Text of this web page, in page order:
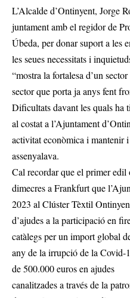
L’Alcalde d’Ontinyent, Jorge
juntament amb el regidor de
Úbeda, per donar suport a les
les seues necessitats i
“mostra la fortalesa d’un
sector que porta ja anys fent
Dificultats davant les quals ha
al costat a l’Ajuntament
activitat econòmica i mantenir
assenyalava.
Cal recordar que el primer
dimecres a Frankfurt que
2023 al Clúster Tèxtil
d’ajudes a la participació en
catàlegs per un import global
any de la irrupció de la Covid-
de 500.000 euros en ajudes
canalitzades a través de la